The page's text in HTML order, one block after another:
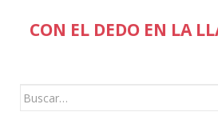
CON EL DEDO EN LA
Buscar: